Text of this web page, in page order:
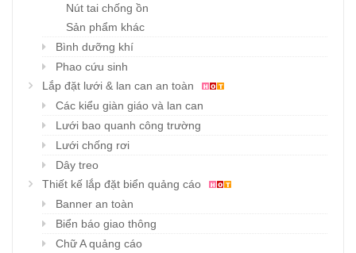
Nút tai chống ồn
Sản phẩm khác
Bình dưỡng khí
Phao cứu sinh
Lắp đặt lưới & lan can an toàn
Các kiểu giàn giáo và lan can
Lưới bao quanh công trường
Lưới chống rơi
Dây treo
Thiết kế lắp đặt biển quảng cáo
Banner an toàn
Biển báo giao thông
Chữ A quảng cáo